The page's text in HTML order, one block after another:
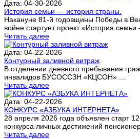
Дата: 04-30-2026
История семьи — история страны.
Накануне 81-й годовщины Победы в
войне стартует проект «История семьи
Читать далее
Дата: 04-22-2026
Контурный заливной витраж
В отделении дневного пребывания
инвалидов БУСОССЗН «КЦСОН» ...
Читать далее
Дата: 04-22-2026
КОНКУРС «АЗБУКА ИНТЕРНЕТА»
28 апреля 2026 года объявлен старт
конкурса личных достижений
Читать далее